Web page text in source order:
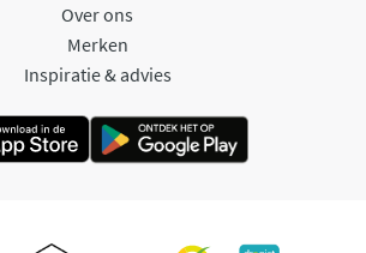
Over ons
Merken
Inspiratie & advies